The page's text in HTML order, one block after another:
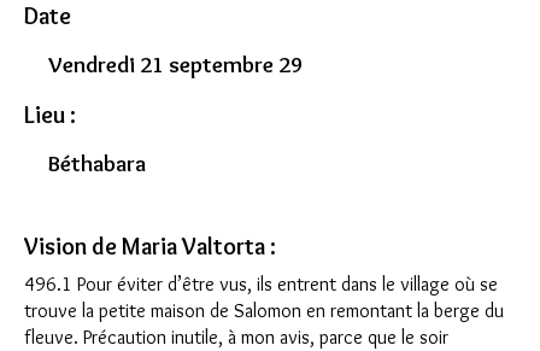
Date
Vendredi 21 septembre 29
Lieu :
Béthabara
Vision de Maria Valtorta :
496.1 Pour éviter d’être vus, ils entrent dans le village où se
trouve la petite maison de Salomon en remontant la berge du
fleuve. Précaution inutile, à mon avis, parce que le soir